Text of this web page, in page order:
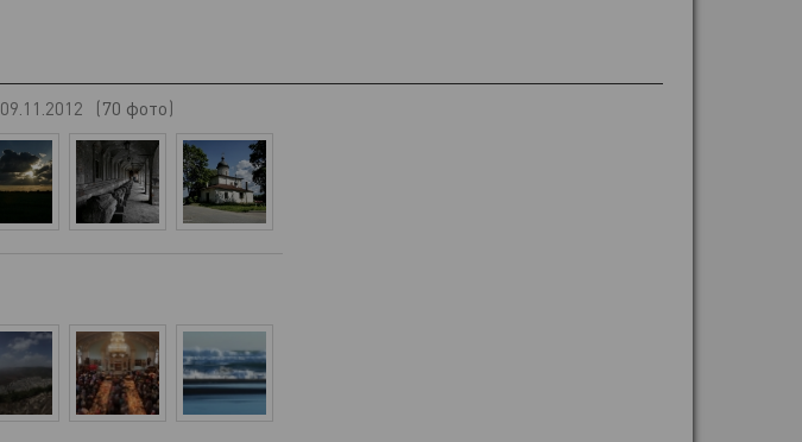
09.11.2012 (70 фото)